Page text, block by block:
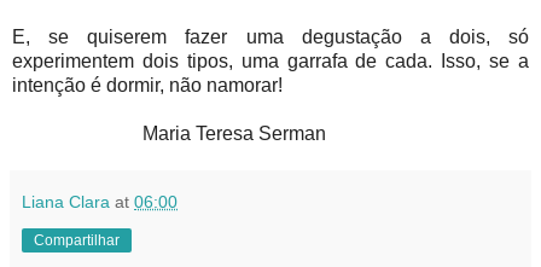
E, se quiserem fazer uma degustação a dois, só
experimentem dois tipos, uma garrafa de cada. Isso, se a
intenção é dormir, não namorar!
Maria Teresa Serman
Liana Clara at 06:00
Compartilhar